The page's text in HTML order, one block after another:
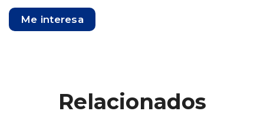
Me interesa
Relacionados